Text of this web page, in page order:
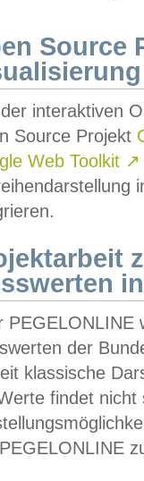
Source
interaktiven
Source Projekt
Web Toolkit ↗
PEGELONLINE
der
klassische
findet